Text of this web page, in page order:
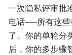
一次隐私评审批
电话——所有这
了。你的单轮分
后，你的多步骤